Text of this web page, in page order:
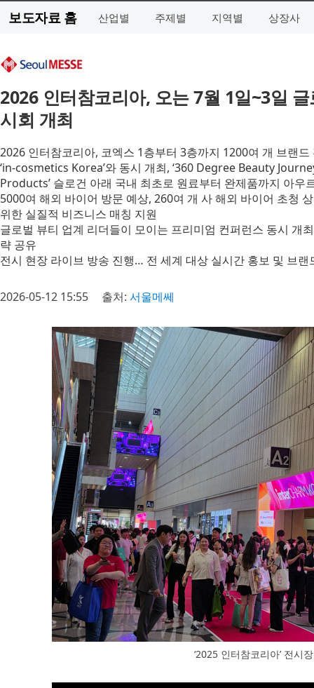
보도자료 홈 산업별 주제별 지역별 상장사
2026 인터참코리아, 오는 7월 1일~3일
시회 개최
2026 인터참코리아, 코엑스 1층부터 3층까지 1200여 개 브랜드
‘in-cosmetics Korea’와 동시 개최, ‘360 Degree Beauty
Products’ 슬로건 아래 국내 최초로 원료부터 완제품까지 아우
5000여 해외 바이어 방문 예상, 260여 개 사 해외 바이어 초청
위한 실질적 비즈니스 매칭 지원
글로벌 뷰티 업계 리더들이 모이는 프리미엄 컨퍼런스 동시 개
략 공유
전시 현장 라이브 방송 진행… 전 세계 대상 실시간 홍보 및 브
2026-05-12 15:55 출처: 서울메쎄
‘2025 인터참코리아’ 전시